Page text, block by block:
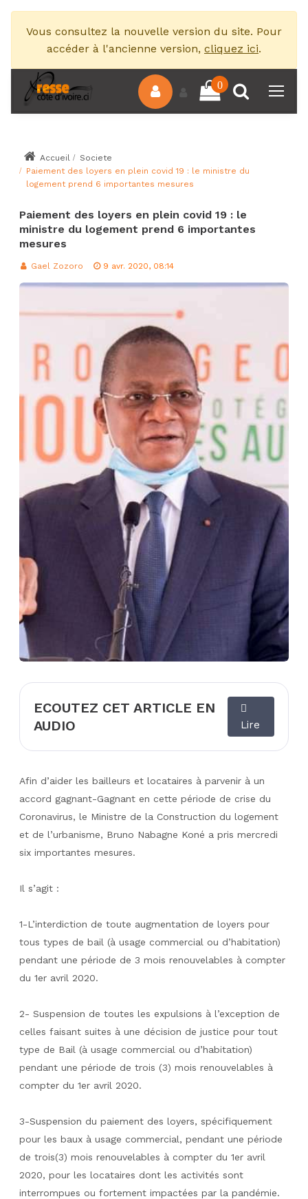
Vous consultez la nouvelle version du site. Pour
accéder à l'ancienne version, cliquez ici.
0
Accueil
Societe
Paiement des loyers en plein covid 19 : le ministre du
logement prend 6 importantes mesures
Paiement des loyers en plein covid 19 : le
ministre du logement prend 6 importantes
mesures
Gael Zozoro 9 avr. 2020, 08:14
ECOUTEZ CET ARTICLE EN
AUDIO
Lire
Afin d’aider les bailleurs et locataires à parvenir à un
accord gagnant-Gagnant en cette période de crise du
Coronavirus, le Ministre de la Construction du logement
et de l’urbanisme, Bruno Nabagne Koné a pris mercredi
six importantes mesures.
Il s’agit :
1-L’interdiction de toute augmentation de loyers pour
tous types de bail (à usage commercial ou d’habitation)
pendant une période de 3 mois renouvelables à compter
du 1er avril 2020.
2- Suspension de toutes les expulsions à l’exception de
celles faisant suites à une décision de justice pour tout
type de Bail (à usage commercial ou d’habitation)
pendant une période de trois (3) mois renouvelables à
compter du 1er avril 2020.
3-Suspension du paiement des loyers, spécifiquement
pour les baux à usage commercial, pendant une période
de trois(3) mois renouvelables à compter du 1er avril
2020, pour les locataires dont les activités sont
interrompues ou fortement impactées par la pandémie.